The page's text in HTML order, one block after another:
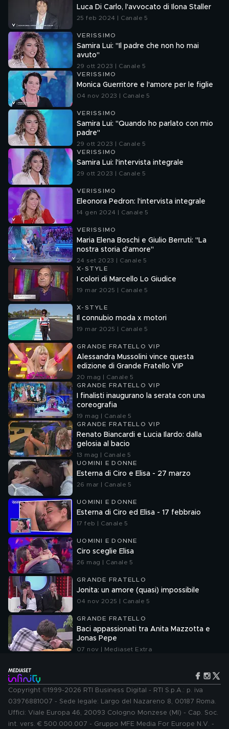
Luca Di Carlo, l'avvocato di Ilona Staller
25 feb 2024 | Canale 5
VERISSIMO
Samira Lui: "Il padre che non ho mai
avuto"
29 ott 2023 | Canale 5
VERISSIMO
Monica Guerritore e l'amore per le figlie
04 nov 2023 | Canale 5
VERISSIMO
Samira Lui: "Quando ho parlato con mio
padre"
29 ott 2023 | Canale 5
VERISSIMO
Samira Lui: l'intervista integrale
29 ott 2023 | Canale 5
VERISSIMO
Eleonora Pedron: l'intervista integrale
14 gen 2024 | Canale 5
VERISSIMO
Maria Elena Boschi e Giulio Berruti: "La
nostra storia d'amore"
24 set 2023 | Canale 5
X-STYLE
I colori di Marcello Lo Giudice
19 mar 2025 | Canale 5
X-STYLE
Il connubio moda x motori
19 mar 2025 | Canale 5
GRANDE FRATELLO VIP
Alessandra Mussolini vince questa
edizione di Grande Fratello VIP
20 mag | Canale 5
GRANDE FRATELLO VIP
I finalisti inaugurano la serata con una
coreografia
19 mag | Canale 5
GRANDE FRATELLO VIP
Renato Biancardi e Lucia Ilardo: dalla
gelosia al bacio
13 mag | Canale 5
UOMINI E DONNE
Esterna di Ciro e Elisa - 27 marzo
26 mar | Canale 5
UOMINI E DONNE
Esterna di Ciro ed Elisa - 17 febbraio
17 feb | Canale 5
UOMINI E DONNE
Ciro sceglie Elisa
26 mag | Canale 5
GRANDE FRATELLO
Jonita: un amore (quasi) impossibile
04 nov 2025 | Canale 5
GRANDE FRATELLO
Baci appassionati tra Anita Mazzotta e
Jonas Pepe
07 nov | Mediaset Extra
Copyright ©1999-2026 RTI Business Digital - RTI S.p.A.: p. iva
03976881007 - Sede legale: Largo del Nazareno 8, 00187 Roma.
Uffici: Viale Europa 46, 20093 Cologno Monzese (MI) - Cap. Soc.
int. vers. € 500.000.007 - Gruppo MFE Media For Europe N.V. -